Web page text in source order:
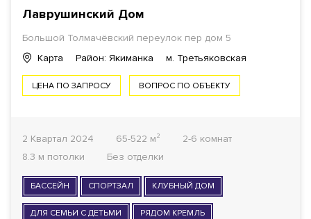
Лаврушинский Дом
Большой Толмачёвский переулок пер дом 5
Карта
Район: Якиманка м. Третьяковская
ЦЕНА ПО ЗАПРОСУ ВОПРОС ПО ОБЪЕКТУ
2 Квартал 2024 65-522 м²
2-6 комнат
8.3 м потолки
Без отделки
БАССЕЙН СПОРТЗАЛ КЛУБНЫЙ ДОМ
ДЛЯ СЕМЬИ С ДЕТЬМИ РЯДОМ КРЕМЛЬ